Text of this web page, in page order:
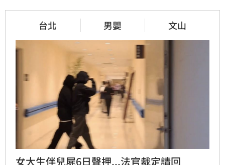
台北 男嬰 文山
女大生伴兒屍6日聲押...法官裁定請回